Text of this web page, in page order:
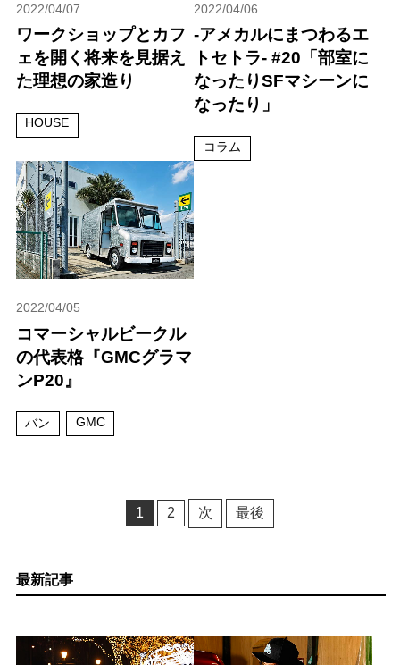
2022/04/07
ワークショップとカフ
ェを開く将来を見据え
た理想の家造り
HOUSE
2022/04/06
-アメカルにまつわるエ
トセトラ- #20「部室に
なったりSFマシーンに
なったり」
コラム
2022/04/05
コマーシャルビークル
の代表格『GMCグラマ
ンP20』
バン GMC
1 2 次 最後
最新記事